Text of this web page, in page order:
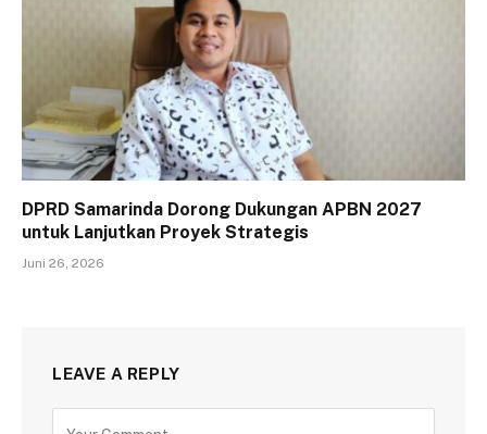
DPRD Samarinda Dorong Dukungan APBN 2027
untuk Lanjutkan Proyek Strategis
Juni 26, 2026
LEAVE A REPLY